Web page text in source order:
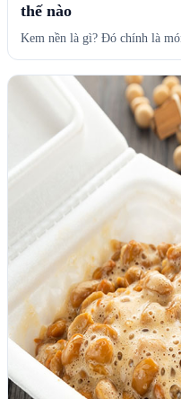
thế nào
Kem nền là gì? Đó chính là